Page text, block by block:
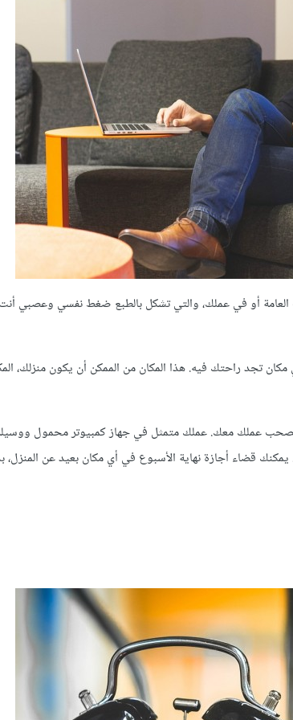
العامة أو في عملك، والتي تشكل بالطبع ضغط نفسي وعصبي
تجد راحتك فيه. هذا المكان من الممكن أن يكون منزلك،
عملك معك. عملك متمثل في جهاز كمبيوتر محمول
قضاء أجازة نهاية الأسبوع في أي مكان بعيد عن المنزل،